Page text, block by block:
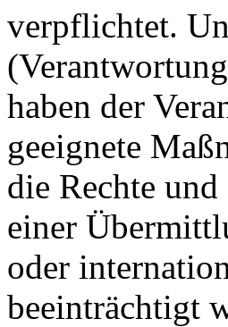
verpflichtet.
haben der
geeignete
die Rechte
einer
oder
beeinträchtigt